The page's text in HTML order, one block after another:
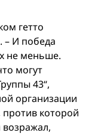
гетто
– И победа
не меньше.
могут
43“,
организации
которой
возражал,